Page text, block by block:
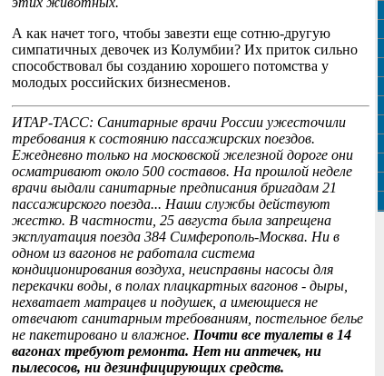
А как начет того, чтобы завезти еще сотню-другую
симпатичных девочек из Колумбии? Их приток сильно
способствовал бы созданию хорошего потомства у
молодых российских бизнесменов.
ИТАР-ТАСС: Санитарные врачи России ужесточили
требования к состоянию пассажирских поездов.
Ежедневно только на московской железной дороге они
осматривают около 500 составов. На прошлой неделе
врачи выдали санитарные предписания бригадам 21
пассажирского поезда... Наши службы действуют
жестко. В частности, 25 августа была запрещена
эксплуатация поезда 384 Симферополь-Москва. Ни в
одном из вагонов не работала система
кондиционирования воздуха, неисправны насосы для
перекачки воды, в полах плацкартных вагонов - дыры,
нехватает матрацев и подушек, а имеющиеся не
отвечают санитарным требованиям, постельное белье
не пакетировано и влажное. Почти все туалеты в 14
вагонах требуют ремонта. Нет ни аптечек, ни
пылесосов, ни дезинфицирующих средств.